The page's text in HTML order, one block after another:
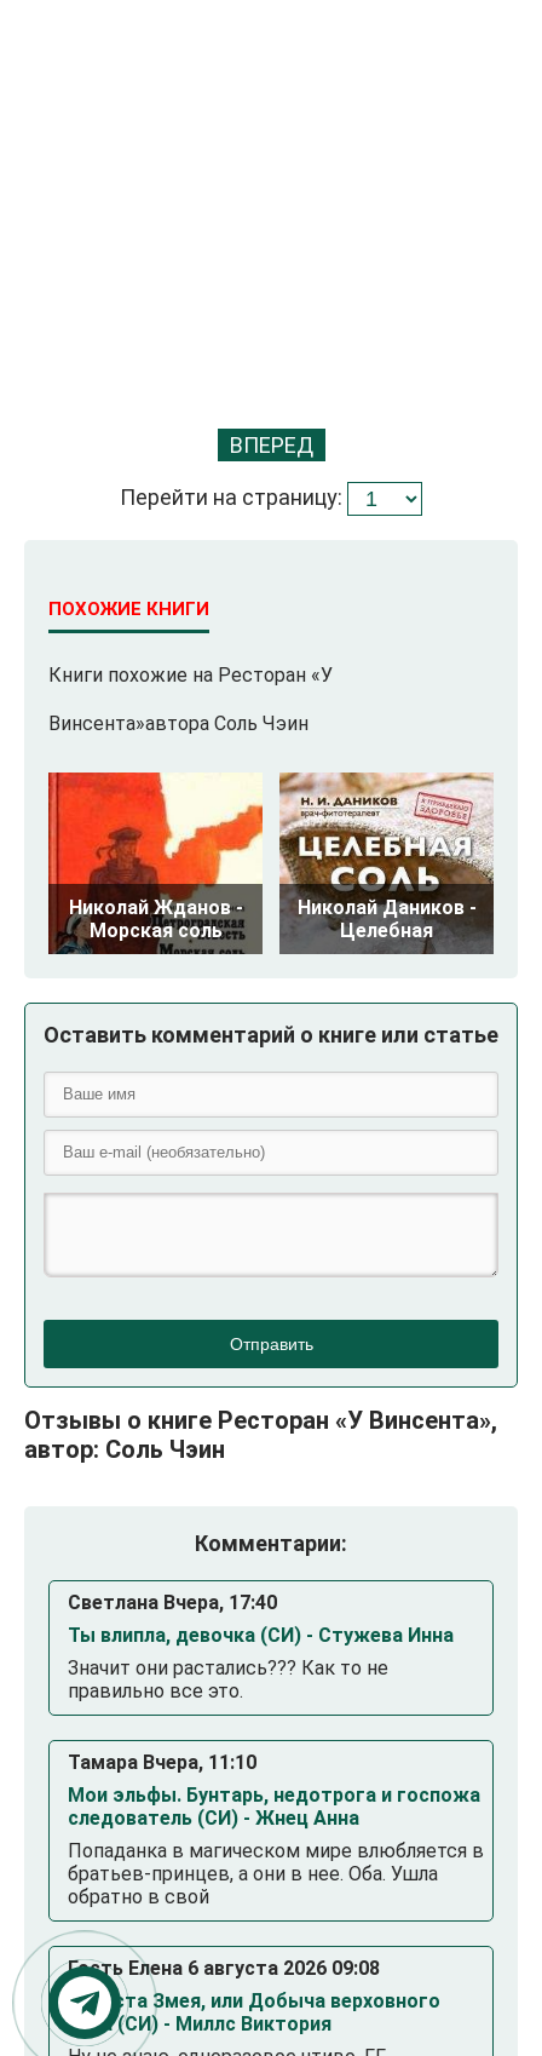
ВПЕРЕД
Перейти на страницу:
ПОХОЖИЕ КНИГИ
Книги похожие на Ресторан «У
Винсента»автора Соль Чэин
Николай Жданов -
Морская соль
Николай Даников -
Целебная
Оставить комментарий о книге или статье
Отправить
Отзывы о книге Ресторан «У Винсента»,
автор: Соль Чэин
Комментарии:
Светлана Вчера, 17:40
Ты влипла, девочка (СИ) - Стужева Инна
Значит они растались??? Как то не
правильно все это.
Тамара Вчера, 11:10
Мои эльфы. Бунтарь, недотрога и госпожа
следователь (СИ) - Жнец Анна
Попаданка в магическом мире влюбляется в
братьев-принцев, а они в нее. Оба. Ушла
обратно в свой
Гость Елена 6 августа 2026 09:08
Невеста Змея, или Добыча верховного
Нага (СИ) - Миллс Виктория